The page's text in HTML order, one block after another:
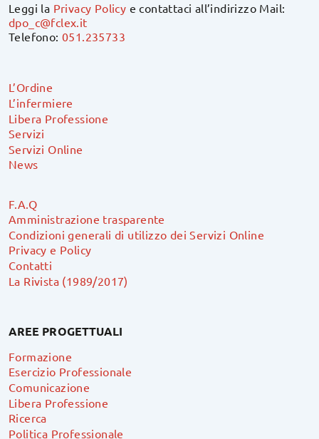
Leggi la Privacy Policy e contattaci all’indirizzo Mail:
dpo_c@fclex.it
Telefono:051.235733
L’Ordine
L’infermiere
Libera Professione
Servizi
Servizi Online
News
F.A.Q
Amministrazione trasparente
Condizioni generali di utilizzo dei Servizi Online
Privacy e Policy
Contatti
La Rivista (1989/2017)
AREE PROGETTUALI
Formazione
Esercizio Professionale
Comunicazione
Libera Professione
Ricerca
Politica Professionale